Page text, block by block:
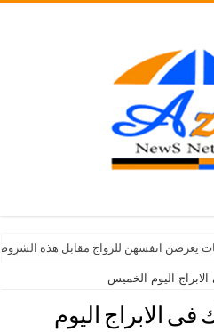
يعرضن انفسهن للزواج مقابل هذه
اليوم الخميس
الابراج اليوم